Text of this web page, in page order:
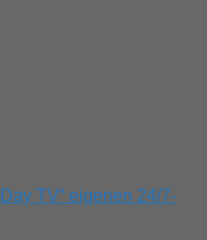
TV“ eigenen 24/7-